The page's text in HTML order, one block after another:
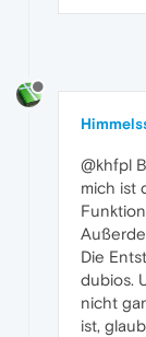
@khfpl
mich ist
Die
dubios.
nicht
ist,